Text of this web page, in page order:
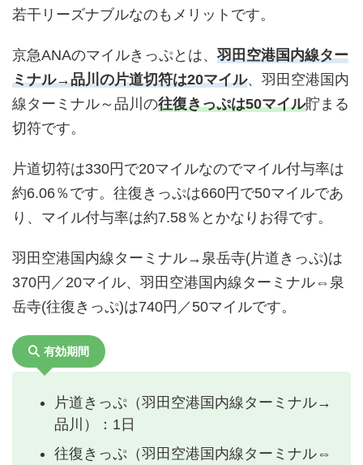
若干リーズナブルなのもメリットです。
京急ANAのマイルきっぷとは、 羽田空港国内線ター
ミナル→品川の片道切符は20マイル、羽田空港国内
線ターミナル～品川の往復きっぷは50マイル貯まる
切符です。
片道切符は330円で20マイルなのでマイル付与率は
約6.06％です。往復きっぷは660円で50マイルであ
り、マイル付与率は約7.58％とかなりお得です。
羽田空港国内線ターミナル→泉岳寺(片道きっぷ)は
370円／20マイル、羽田空港国内線ターミナル⇔泉
岳寺(往復きっぷ)は740円／50マイルです。
有効期間
片道きっぷ（羽田空港国内線ターミナル→
品川）：1日
往復きっぷ（羽田空港国内線ターミナル⇔